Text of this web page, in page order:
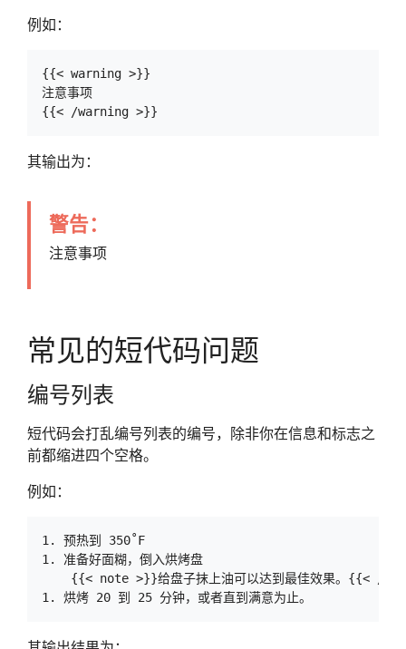
例如：
{{< warning >}}
注意事项
其输出为：
警告：
注意事项
常见的短代码问题
编号列表
短代码会打乱编号列表的编号，除非你在信息和标志之
前都缩进四个空格。
例如：
1. 预热到 350˚F
1. 准备好面糊，倒入烘烤盘
{{< note >}}给盘子抹上油可以达到最佳效果。{{< /